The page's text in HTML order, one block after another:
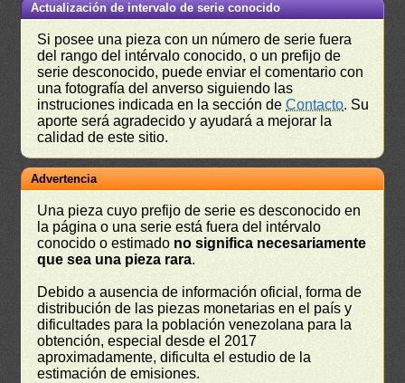
Actualización de intervalo de serie conocido
Si posee una pieza con un número de serie fuera
del rango del intérvalo conocido, o un prefijo de
serie desconocido, puede enviar el comentario con
una fotografía del anverso siguiendo las
instruciones indicada en la sección deContacto. Su
aporte será agradecido y ayudará a mejorar la
calidad de este sitio.
Advertencia
Una pieza cuyo prefijo de serie es desconocido en
la página o una serie está fuera del intérvalo
conocido o estimado no significa necesariamente
que sea una pieza rara.
Debido a ausencia de información oficial, forma de
distribución de las piezas monetarias en el país y
dificultades para la población venezolana para la
obtención, especial desde el 2017
aproximadamente, dificulta el estudio de la
estimación de emisiones.